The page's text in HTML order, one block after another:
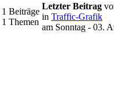
1 Beiträge
1 Themen
Letzter Beitrag
in Traffic-Grafik
am Sonntag - 03.